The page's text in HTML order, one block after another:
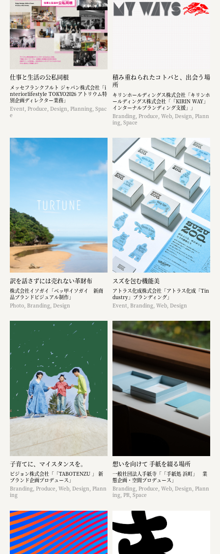
株式会社 未来ガ驚喜研究所
Panasonic
江東区
日鉄興和不動産株式会社
株式会社コスモスイニシア
株式会社亀屋万年堂
仕事と生活の公私同根
メッセフランクフルト ジャパン株式会社「i
nteriorlifestyle TOKYO2026 アトリウム特
別企画ディレクター業務」
Event, Produce, Design, Planning, Spac
e
積み重ねられたコトバと、出会う場
所
キリンホールディングス株式会社「キリンホ
ールディングス株式会社「「KIRIN WAY」
インターナルブランディング支援」」
Branding, Produce, Web, Design, Plann
ing, Space
訳を話さずには売れない革財布
株式会社イソガイ「ベッ甲イソガイ 新商
品ブランドビジュアル制作」
Photo, Branding, Design
スズを包む機能美
アトラス化成株式会社「アトラス化成「Tin
dustry」ブランディング」
Event, Branding, Web, Design
子育てに、マイスタンスを。
ピジョン株式会社「「TABOTENZU 」 新
ブランド企画プロデュース」
Branding, Produce, Web, Design, Plann
ing
想いを向けて 手紙を綴る場所
一般社団法人手紙寺「「手紙処 浜町」 業
態企画・空間プロデュース」
Branding, Produce, Web, Design, Plann
ing, PR, Space